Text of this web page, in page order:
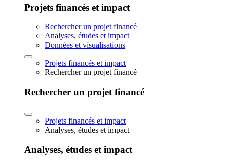
Projets financés et impact
Rechercher un projet financé
Analyses, études et impact
Données et visualisations
Projets financés et impact
Rechercher un projet financé
Rechercher un projet financé
Projets financés et impact
Analyses, études et impact
Analyses, études et impact